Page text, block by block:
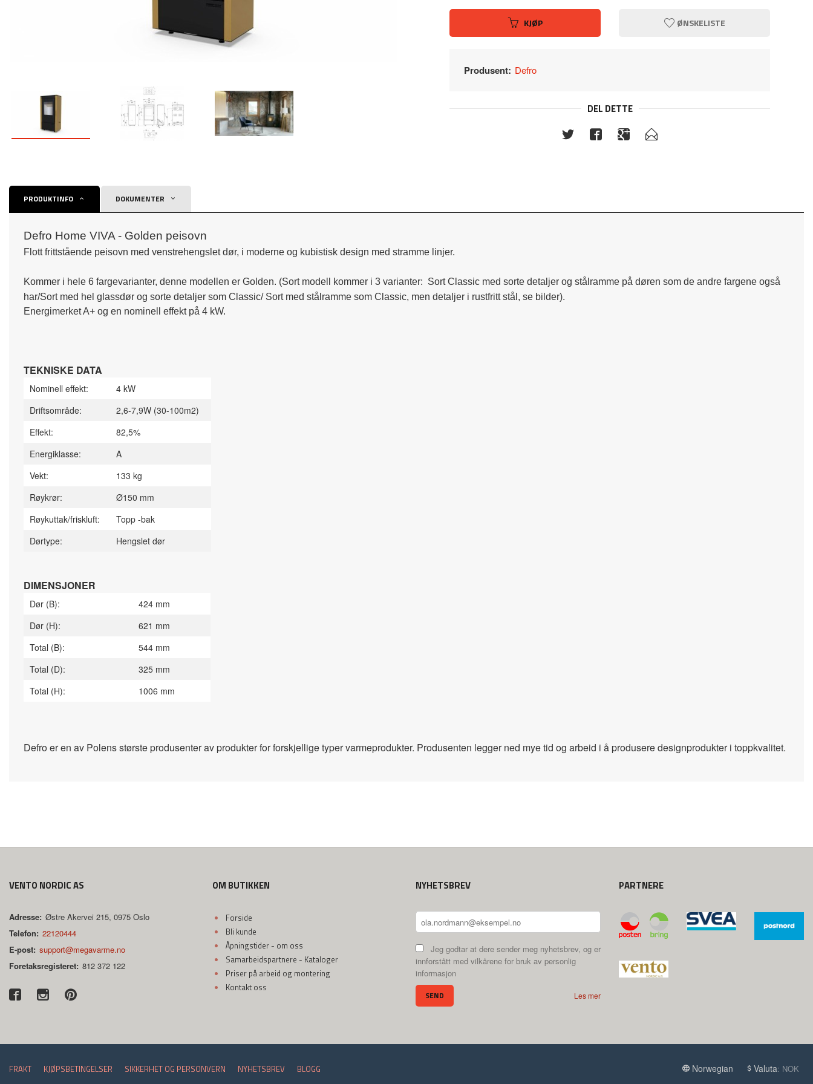
KJØP ØNSKELISTE
Produsent: Defro
DEL DETTE
PRODUKTINFO DOKUMENTER
Defro Home VIVA - Golden peisovn
Flott frittstående peisovn med venstrehengslet dør, i moderne og kubistisk design med stramme linjer.
Kommer i hele 6 fargevarianter, denne modellen er Golden. (Sort modell kommer i 3 varianter: Sort Classic med sorte detaljer og stålramme på døren som de andre fargene også
har/Sort med hel glassdør og sorte detaljer som Classic/ Sort med stålramme som Classic, men detaljer i rustfritt stål, se bilder).
Energimerket A+ og en nominell effekt på 4 kW.
TEKNISKE DATA
Nominell effekt:
4 kW
Driftsområde:
2,6-7,9W (30-100m2)
Effekt:
82,5%
Energiklasse:
A
Vekt:
133 kg
Røykrør:
Ø150 mm
Røykuttak/friskluft:
Topp -bak
Dørtype:
Hengslet dør
DIMENSJONER
Dør (B):
424 mm
Dør (H):
621 mm
Total (B):
544 mm
Total (D):
325 mm
Total (H):
1006 mm
Defro er en av Polens største produsenter av produkter for forskjellige typer varmeprodukter. Produsenten legger ned mye tid og arbeid i å produsere designprodukter i toppkvalitet.
VENTO NORDIC AS
Adresse: Østre Akervei 215, 0975 Oslo
Telefon: 22120444
E-post: support@megavarme.no
Foretaksregisteret: 812 372 122
OM BUTIKKEN
Forside
Bli kunde
Åpningstider - om oss
Samarbeidspartnere - Kataloger
Priser på arbeid og montering
Kontakt oss
NYHETSBREV
Jeg godtar at dere sender meg nyhetsbrev, og er
innforstått med vilkårene for bruk av personlig
informasjon
Les mer
PARTNERE
Norwegian Valuta: NOK
FRAKT KJØPSBETINGELSER SIKKERHET OG PERSONVERN NYHETSBREV BLOGG